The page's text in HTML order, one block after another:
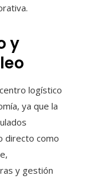
y
logístico
ya que la
directo como
y gestión